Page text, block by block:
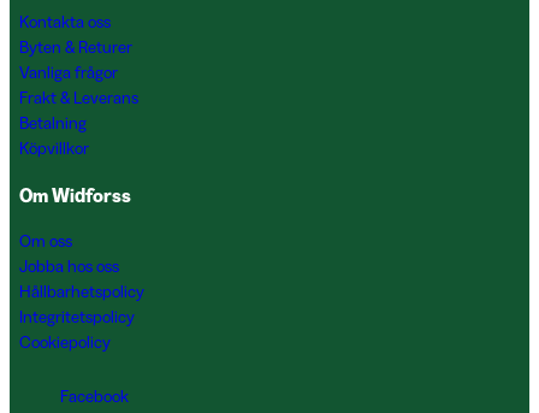
Kontakta oss
Byten & Returer
Vanliga frågor
Frakt & Leverans
Betalning
Köpvillkor
Om Widforss
Om oss
Jobba hos oss
Hållbarhetspolicy
Integritetspolicy
Cookiepolicy
Facebook